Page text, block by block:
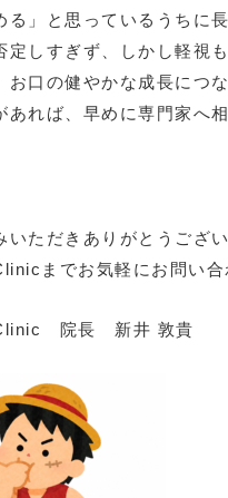
る」と思っているうちに
定しすぎず、しかし軽視
お口の健やかな成長につな
あれば、早めに専門家へ
いただきありがとうござ
までお気軽にお問い合
院長 新井 敦貴